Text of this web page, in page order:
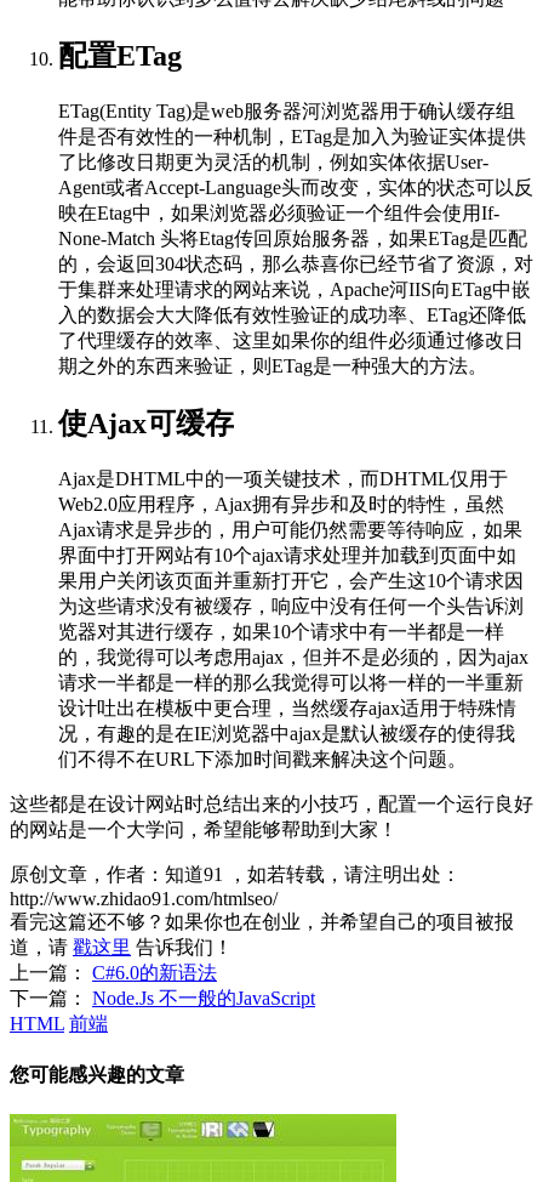
配置ETag
ETag(Entity Tag)是web服务器河浏览器用于确认缓存组
件是否有效性的一种机制，ETag是加入为验证实体提供
了比修改日期更为灵活的机制，例如实体依据User-
Agent或者Accept-Language头而改变，实体的状态可以反
映在Etag中，如果浏览器必须验证一个组件会使用If-
None-Match 头将Etag传回原始服务器，如果ETag是匹配
的，会返回304状态码，那么恭喜你已经节省了资源，对
于集群来处理请求的网站来说，Apache河IIS向ETag中嵌
入的数据会大大降低有效性验证的成功率、ETag还降低
了代理缓存的效率、这里如果你的组件必须通过修改日
期之外的东西来验证，则ETag是一种强大的方法。
使Ajax可缓存
Ajax是DHTML中的一项关键技术，而DHTML仅用于
Web2.0应用程序，Ajax拥有异步和及时的特性，虽然
Ajax请求是异步的，用户可能仍然需要等待响应，如果
界面中打开网站有10个ajax请求处理并加载到页面中如
果用户关闭该页面并重新打开它，会产生这10个请求因
为这些请求没有被缓存，响应中没有任何一个头告诉浏
览器对其进行缓存，如果10个请求中有一半都是一样
的，我觉得可以考虑用ajax，但并不是必须的，因为ajax
请求一半都是一样的那么我觉得可以将一样的一半重新
设计吐出在模板中更合理，当然缓存ajax适用于特殊情
况，有趣的是在IE浏览器中ajax是默认被缓存的使得我
们不得不在URL下添加时间戳来解决这个问题。
这些都是在设计网站时总结出来的小技巧，配置一个运行良好
的网站是一个大学问，希望能够帮助到大家！
原创文章，作者：知道91
，如若转载，请注明出处：
http://www.zhidao91.com/htmlseo/
看完这篇还不够？如果你也在创业，并希望自己的项目被报
道，请 戳这里 告诉我们！
上一篇：
C#6.0的新语法
下一篇：
Node.Js 不一般的JavaScript
HTML 前端
您可能感兴趣的文章